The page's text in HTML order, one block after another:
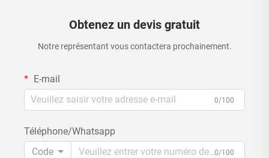
Obtenez un devis gratuit
Notre représentant vous contactera prochainement.
E-mail
0/100
Téléphone/Whatsapp
Code
0/100